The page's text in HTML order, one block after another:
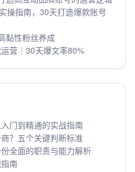
操指南，30天打造爆款账号
黏性粉丝养成
营｜30天爆文率80%
门到精通的实战指南
？五个关键判断标准
全面的职责与能力解析
南